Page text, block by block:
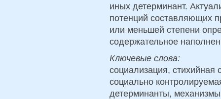
иных детерминант.
потенций составляющих
или меньшей степени
содержательное
Ключевые слова:
социализация, стихийная
социально
детерминанты,